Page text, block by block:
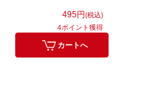
ド 1/2oz.(14g)【即日
495円(税込)
4ポイント獲得
カートへ